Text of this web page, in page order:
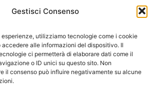
Gestisci Consenso
esperienze, utilizziamo tecnologie come i cookie
accedere alle informazioni del dispositivo. Il
ci permetterà di elaborare dati come il
o ID unici su questo sito. Non
il consenso può influire negativamente su alcune
SEGUICI